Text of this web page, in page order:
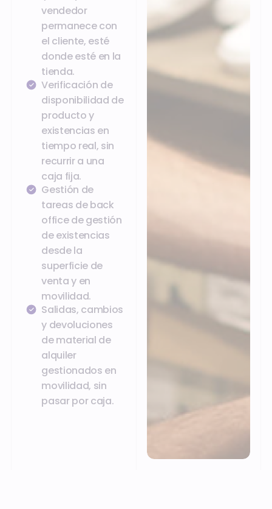
vendedor
permanece con
el cliente, esté
donde esté en la
tienda.
Verificación de
disponibilidad de
producto y
existencias en
tiempo real, sin
recurrir a una
caja fija.
Gestión de
tareas de back
office de gestión
de existencias
desde la
superficie de
venta y en
movilidad.
Salidas, cambios
y devoluciones
de material de
alquiler
gestionados en
movilidad, sin
pasar por caja.